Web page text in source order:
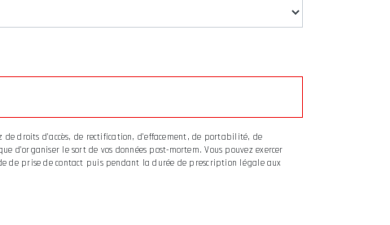
de droits d’accès, de rectification, d’effacement, de portabilité, de
le sort de vos données post-mortem. Vous pouvez exercer
de prise de contact puis pendant la durée de prescription légale aux